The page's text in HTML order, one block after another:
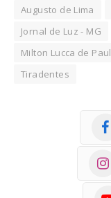
Augusto de Lima
Jornal de Luz - MG
Milton Lucca de Paul
Tiradentes